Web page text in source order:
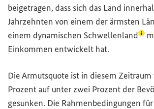
beigetragen, dass sich das Land
Jahrzehnten von einem der ärmsten
einem dynamischen Schwellenland
Einkommen entwickelt hat.
Die Armutsquote ist in diesem Zeitraum
Prozent auf unter zwei Prozent der
gesunken. Die Rahmenbedingungen für